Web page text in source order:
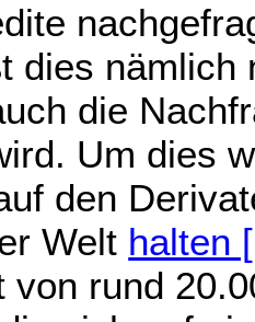
dies nämlich
die
Um dies
den
Welt halten
von rund